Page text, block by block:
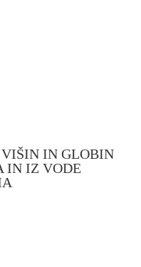
VIŠIN IN GLOBIN
IN IZ VODE